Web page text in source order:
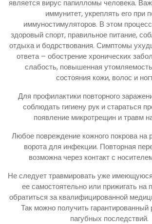
является вирус папилломы человека.
иммунитет, укреплять его при
иммуностимуляторов. В этом
здоровый спорт, правильное питание,
отдыха и бодрствования. Симптомы
ответа – обострение хронических
слабость, повышенная
состояния кожи, волос и
Для профилактики повторного
соблюдать гигиену рук и стараться
появление микротрещин и травм
Любое повреждение кожного покрова на
ворота для инфекции. Повторная
возможна через контакт с
Не следует травмировать уже
ее самостоятельно или прижигать на
обратиться за квалифицированной
Так можно получить гарантированный
пагубных последствий.